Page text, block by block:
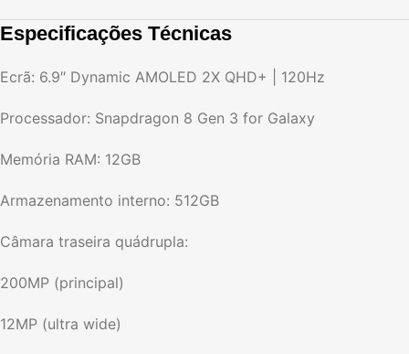
Especificações Técnicas
Ecrã: 6.9″ Dynamic AMOLED 2X QHD+ | 120Hz
Processador: Snapdragon 8 Gen 3 for Galaxy
Memória RAM: 12GB
Armazenamento interno: 512GB
Câmara traseira quádrupla:
200MP (principal)
12MP (ultra wide)